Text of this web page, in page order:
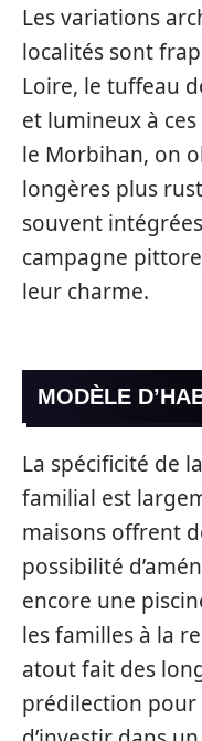
Les variations
localités sont
Loire, le tuffeau
et lumineux à
le Morbihan, on
longères plus
souvent
campagne
leur charme.
MODÈLE
La spécificité de
familial est
maisons offrent
possibilité
encore une
les familles à la
atout fait des
prédilection pour